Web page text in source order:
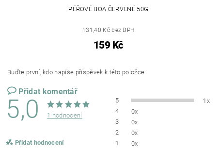
PÉŘOVÉ BOA ČERVENÉ 50G
131,40 Kč bez DPH
159 Kč
Buďte první, kdo napíše příspěvek k této položce.
Přidat komentář
5,0 1 hodnocení
Přidat hodnocení
5
1x
4
0x
3
0x
2
0x
1
0x